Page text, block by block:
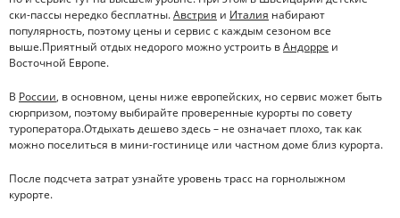
ски-пассы нередко бесплатны.Австрия и Италия набирают
популярность, поэтому цены и сервис с каждым сезоном все
выше.Приятный отдых недорого можно устроить вАндорре и
Восточной Европе.
В России, в основном, цены ниже европейских, но сервис может быть
сюрпризом, поэтому выбирайте проверенные курорты по совету
туроператора.Отдыхать дешево здесь – не означает плохо, так как
можно поселиться в мини-гостинице или частном доме близ курорта.
После подсчета затрат узнайте уровень трасс на горнолыжном
курорте.